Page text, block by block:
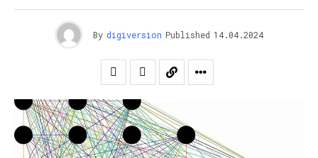
By digiversion Published 14.04.2024